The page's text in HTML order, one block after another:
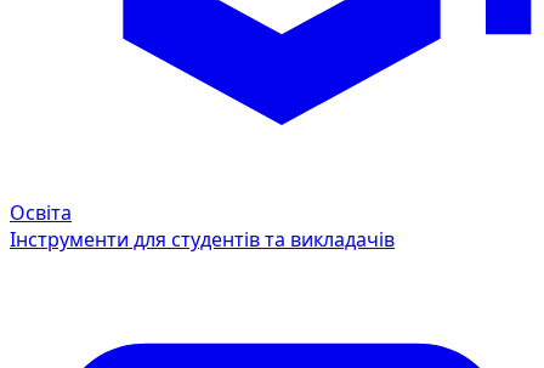
Освіта
Інструменти для студентів та викладачів